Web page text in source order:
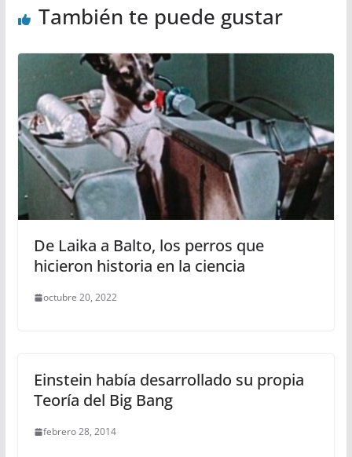
También te puede gustar
De Laika a Balto, los perros que
hicieron historia en la ciencia
octubre 20, 2022
Einstein había desarrollado su propia
Teoría del Big Bang
febrero 28, 2014